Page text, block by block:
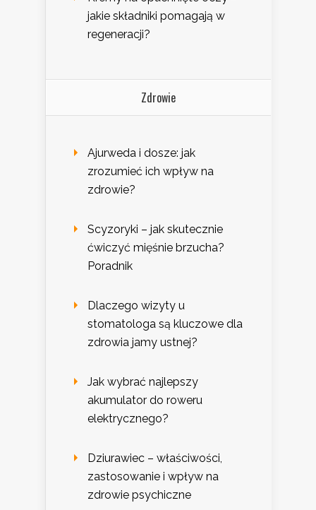
jakie składniki pomagają w
regeneracji?
Zdrowie
Ajurweda i dosze: jak
zrozumieć ich wpływ na
zdrowie?
Scyzoryki – jak skutecznie
ćwiczyć mięśnie brzucha?
Poradnik
Dlaczego wizyty u
stomatologa są kluczowe dla
zdrowia jamy ustnej?
Jak wybrać najlepszy
akumulator do roweru
elektrycznego?
Dziurawiec – właściwości,
zastosowanie i wpływ na
zdrowie psychiczne